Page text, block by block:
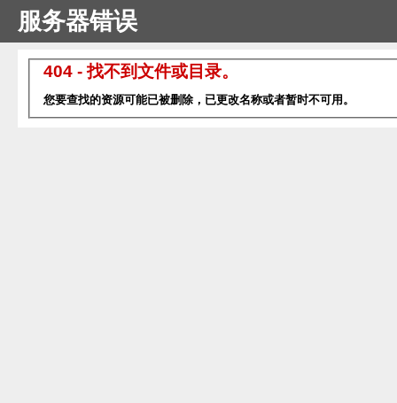
服务器错误
404 - 找不到文件或目录。
您要查找的资源可能已被删除，已更改名称或者暂时不可用。